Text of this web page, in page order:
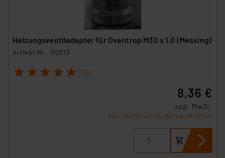
Heizungsventiladapter für Oventrop M30 x 1,0 (Messing)
Artikel-Nr. 110213
1 2 3 4 5 (10)
8,36 €
zzgl. MwSt.
Informationen zu Versandkosten